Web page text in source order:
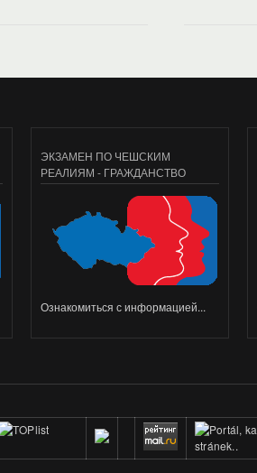
ЭКЗАМЕН ПО ЧЕШСКИМ
РЕАЛИЯМ - ГРАЖДАНСТВО
Ознакомиться с информацией...